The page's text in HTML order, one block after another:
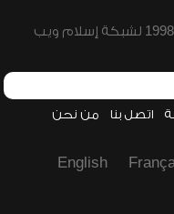
اتصل بنا من نحن
English